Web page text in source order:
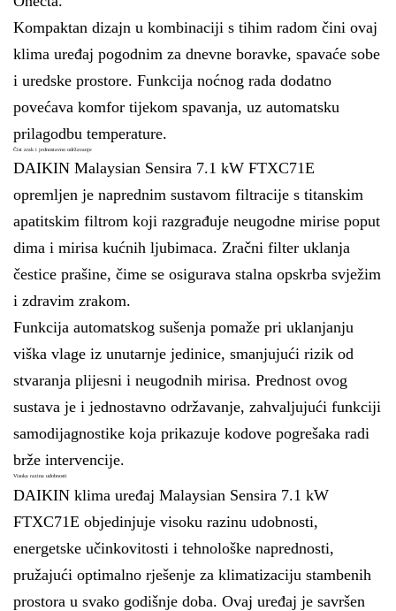
Kompaktan dizajn u kombinaciji s tihim radom čini ovaj
klima uređaj pogodnim za dnevne boravke, spavaće sobe
i uredske prostore. Funkcija noćnog rada dodatno
povećava komfor tijekom spavanja, uz automatsku
prilagodbu temperature.
Čist zrak i jednostavno održavanje
DAIKIN Malaysian Sensira 7.1 kW FTXC71E
opremljen je naprednim sustavom filtracije s titanskim
apatitskim filtrom koji razgrađuje neugodne mirise poput
dima i mirisa kućnih ljubimaca. Zračni filter uklanja
čestice prašine, čime se osigurava stalna opskrba svježim
i zdravim zrakom.
Funkcija automatskog sušenja pomaže pri uklanjanju
viška vlage iz unutarnje jedinice, smanjujući rizik od
stvaranja plijesni i neugodnih mirisa. Prednost ovog
sustava je i jednostavno održavanje, zahvaljujući funkciji
samodijagnostike koja prikazuje kodove pogrešaka radi
brže intervencije.
Visoka razina udobnosti
DAIKIN klima uređaj Malaysian Sensira 7.1 kW
FTXC71E objedinjuje visoku razinu udobnosti,
energetske učinkovitosti i tehnološke naprednosti,
pružajući optimalno rješenje za klimatizaciju stambenih
prostora u svako godišnje doba. Ovaj uređaj je savršen